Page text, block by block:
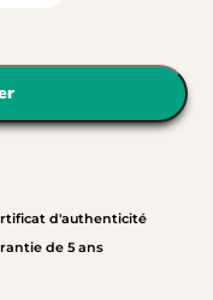
d'authenticité
de 5 ans